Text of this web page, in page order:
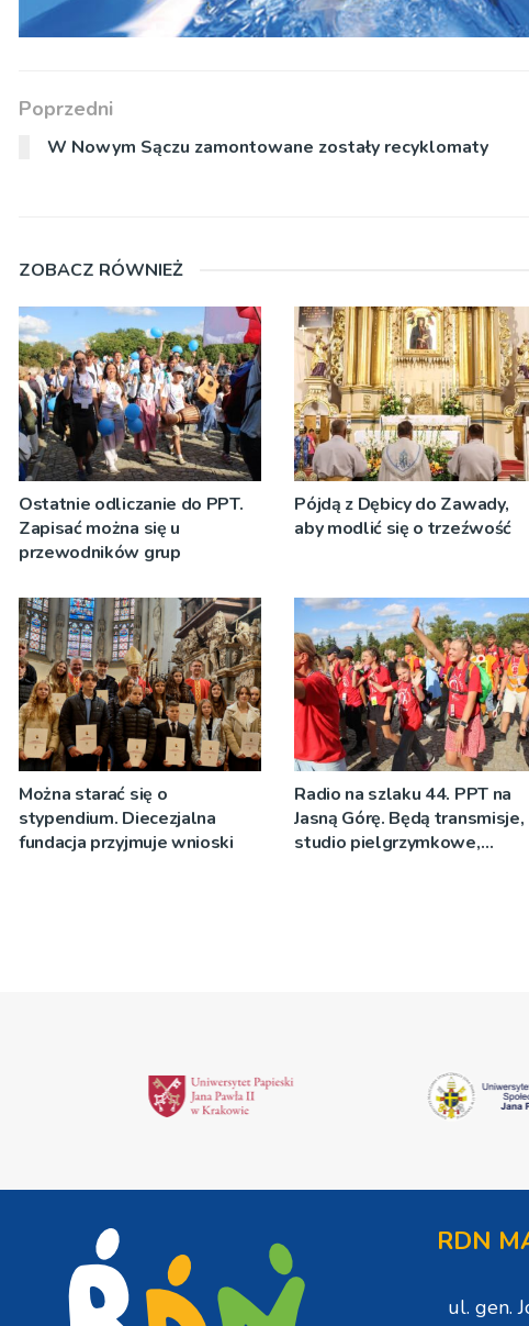
Poprzedni
W Nowym Sączu zamontowane zostały recyklomaty
ZOBACZ RÓWNIEŻ
Ostatnie odliczanie do PPT.
Zapisać można się u
przewodników grup
Pójdą z Dębicy do Zawady,
aby modlić się o trzeźwość
Można starać się o
stypendium. Diecezjalna
fundacja przyjmuje wnioski
Radio na szlaku 44. PPT na
Jasną Górę. Będą transmisje,
studio pielgrzymkowe,
RDN
ul. gen.